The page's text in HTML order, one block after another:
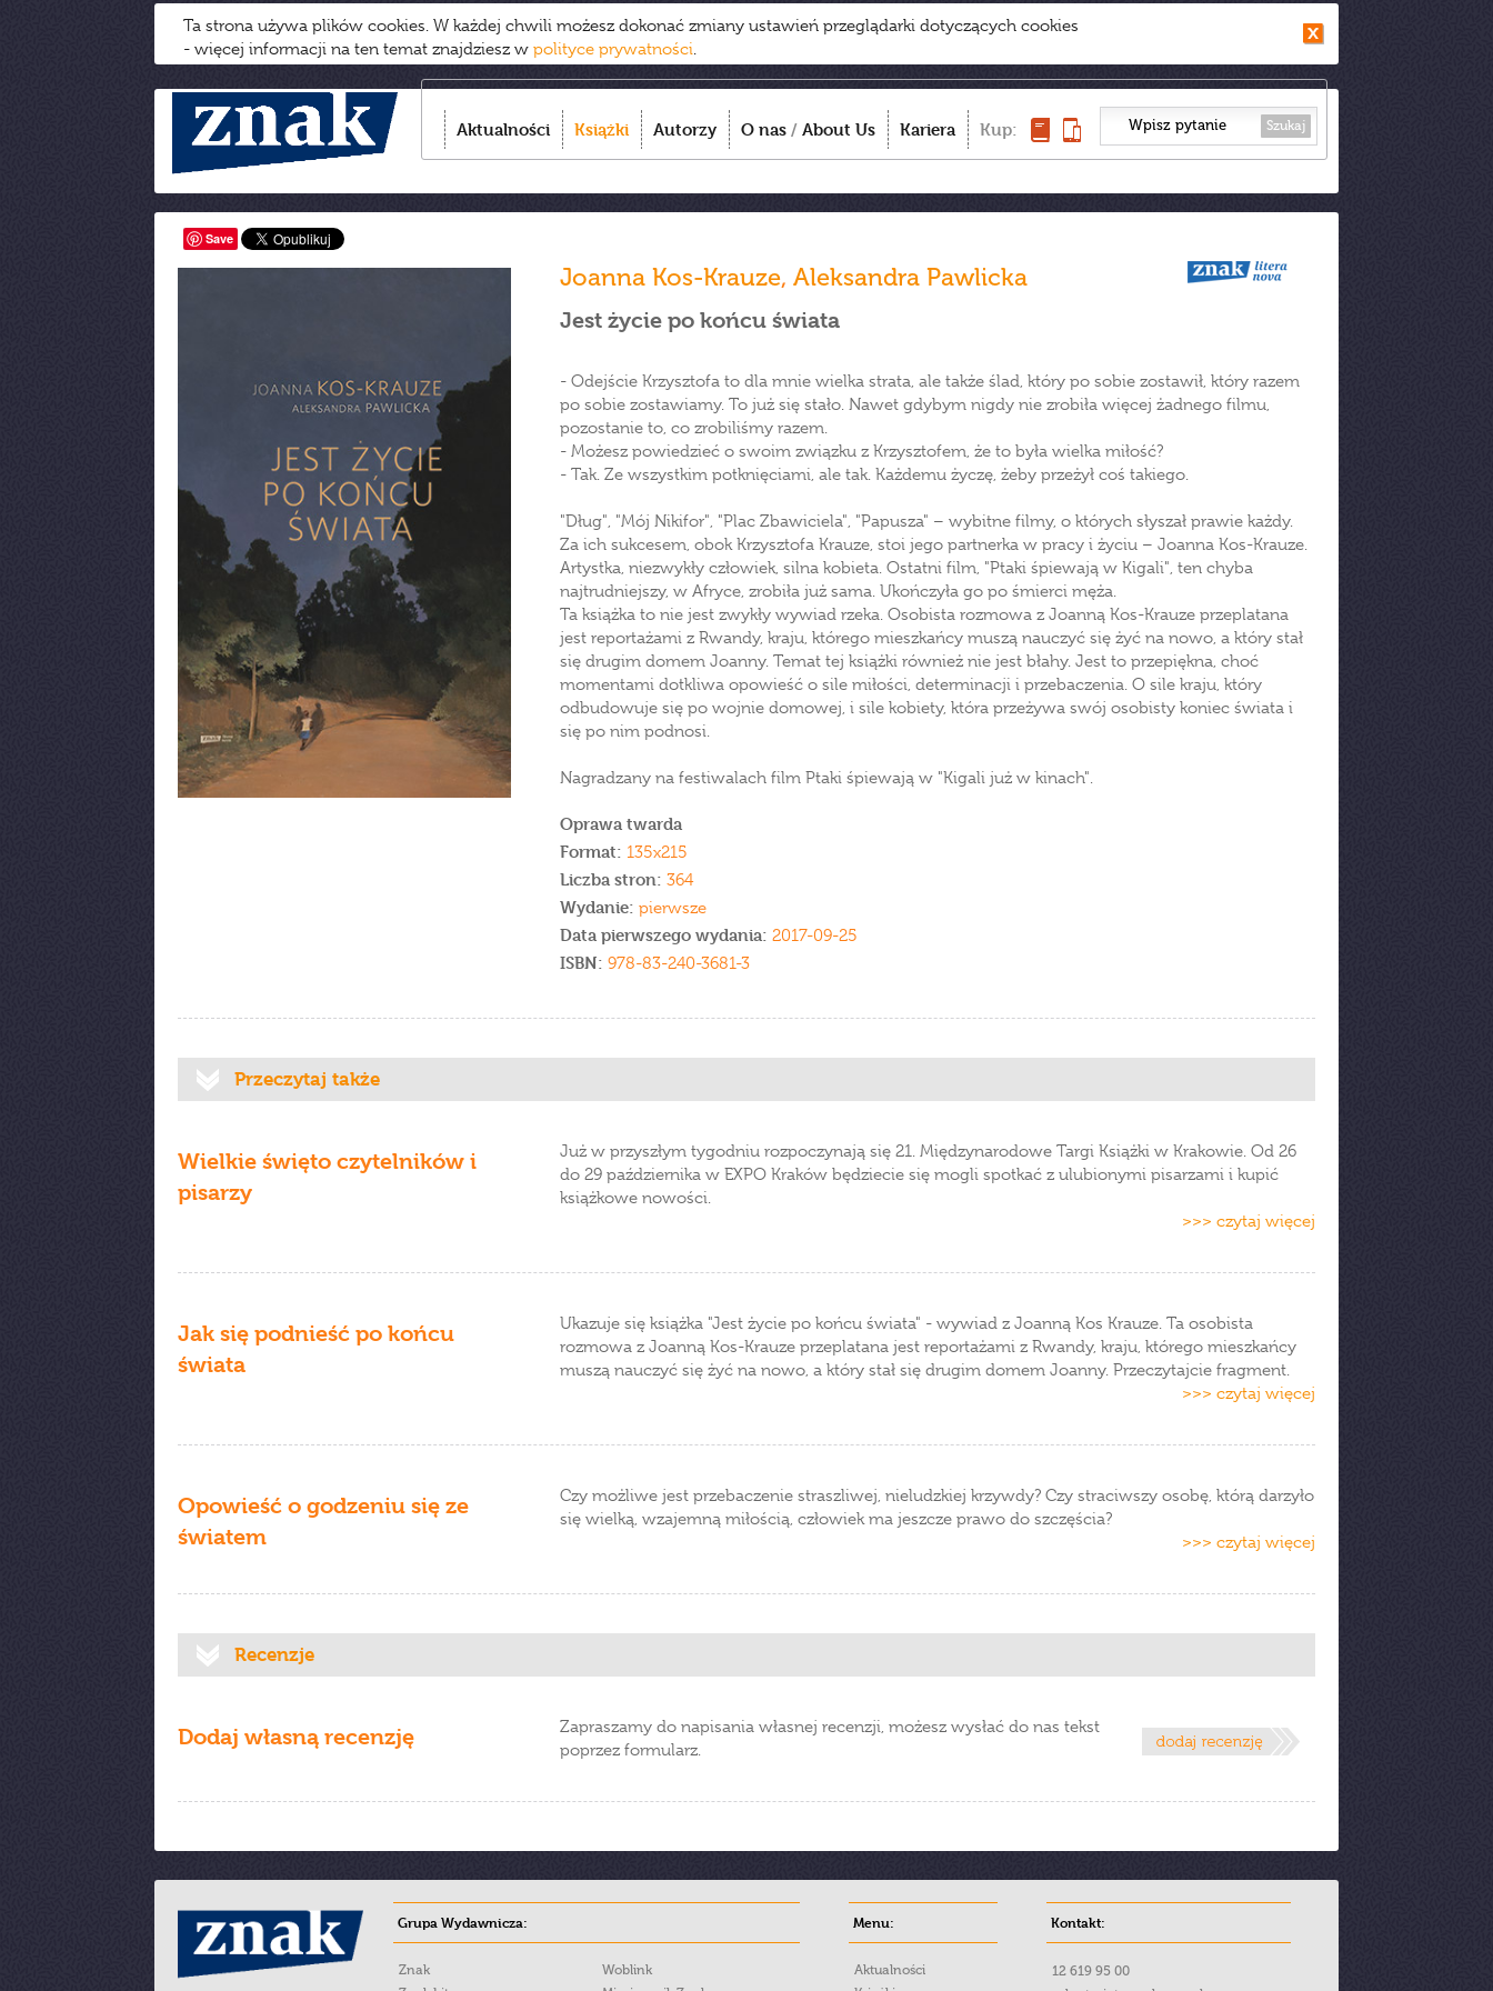
Ta strona używa plików cookies. W każdej chwili możesz dokonać zmiany ustawień przeglądarki dotyczących cookies
- więcej informacji na ten temat znajdziesz w polityce prywatności.
Aktualności Książki Autorzy O nas / About Us Kariera Kup: Szukaj
Save
Joanna Kos-Krauze, Aleksandra Pawlicka
Jest życie po końcu świata
- Odejście Krzysztofa to dla mnie wielka strata, ale także ślad, który po sobie zostawił, który razem
po sobie zostawiamy. To już się stało. Nawet gdybym nigdy nie zrobiła więcej żadnego filmu,
pozostanie to, co zrobiliśmy razem.
- Możesz powiedzieć o swoim związku z Krzysztofem, że to była wielka miłość?
- Tak. Ze wszystkim potknięciami, ale tak. Każdemu życzę, żeby przeżył coś takiego.
"Dług", "Mój Nikifor", "Plac Zbawiciela", "Papusza" – wybitne filmy, o których słyszał prawie każdy.
Za ich sukcesem, obok Krzysztofa Krauze, stoi jego partnerka w pracy i życiu – Joanna Kos-Krauze.
Artystka, niezwykły człowiek, silna kobieta. Ostatni film, "Ptaki śpiewają w Kigali", ten chyba
najtrudniejszy, w Afryce, zrobiła już sama. Ukończyła go po śmierci męża.
Ta książka to nie jest zwykły wywiad rzeka. Osobista rozmowa z Joanną Kos-Krauze przeplatana
jest reportażami z Rwandy, kraju, którego mieszkańcy muszą nauczyć się żyć na nowo, a który stał
się drugim domem Joanny. Temat tej książki również nie jest błahy. Jest to przepiękna, choć
momentami dotkliwa opowieść o sile miłości, determinacji i przebaczenia. O sile kraju, który
odbudowuje się po wojnie domowej, i sile kobiety, która przeżywa swój osobisty koniec świata i
się po nim podnosi.
Nagradzany na festiwalach film Ptaki śpiewają w "Kigali już w kinach".
Oprawa twarda
Format: 135x215
Liczba stron: 364
Wydanie: pierwsze
Data pierwszego wydania: 2017-09-25
ISBN: 978-83-240-3681-3
Przeczytaj także
Wielkie święto czytelników i
pisarzy
Już w przyszłym tygodniu rozpoczynają się 21. Międzynarodowe Targi Książki w Krakowie. Od 26
do 29 października w EXPO Kraków będziecie się mogli spotkać z ulubionymi pisarzami i kupić
książkowe nowości.
>>> czytaj więcej
Jak się podnieść po końcu
świata
Ukazuje się książka "Jest życie po końcu świata" - wywiad z Joanną Kos Krauze. Ta osobista
rozmowa z Joanną Kos-Krauze przeplatana jest reportażami z Rwandy, kraju, którego mieszkańcy
muszą nauczyć się żyć na nowo, a który stał się drugim domem Joanny. Przeczytajcie fragment.
>>> czytaj więcej
Opowieść o godzeniu się ze
światem
Czy możliwe jest przebaczenie straszliwej, nieludzkiej krzywdy? Czy straciwszy osobę, którą darzyło
się wielką, wzajemną miłością, człowiek ma jeszcze prawo do szczęścia?
>>> czytaj więcej
Recenzje
Dodaj własną recenzję
Zapraszamy do napisania własnej recenzji, możesz wysłać do nas tekst
poprzez formularz.
Grupa Wydawnicza:
Znak
Woblink
Menu:
Aktualności
Kontakt:
12 619 95 00